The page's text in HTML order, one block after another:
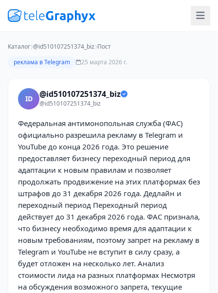
Каталог @id510107251374_biz Пост
реклама в Telegram
25 марта 2026 г.
ID @id510107251374_biz
@id510107251374_biz
Федеральная антимонопольная служба (ФАС)
официально разрешила рекламу в Telegram и
YouTube до конца 2026 года. Это решение
предоставляет бизнесу переходный период для
адаптации к новым правилам и позволяет
продолжать продвижение на этих платформах без
штрафов до 31 декабря 2026 года. Дедлайн и
переходный период Переходный период
действует до 31 декабря 2026 года. ФАС признала,
что бизнесу необходимо время для адаптации к
новым требованиям, поэтому запрет на рекламу в
Telegram и YouTube не вступит в силу сразу, а
будет отложен на несколько лет. Анализ
стоимости лида на разных платформах Несмотря
на обсуждения возможного запрета, текущие